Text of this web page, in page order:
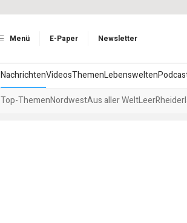
Menü E-Paper Newsletter
NachrichtenVideosThemenLebenswelten
Top-ThemenNordwestAus aller WeltLeer